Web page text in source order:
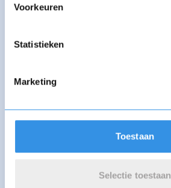
Voorkeuren
Statistieken
Marketing
Toestaan
Selectie toestaan
Life Aid Service